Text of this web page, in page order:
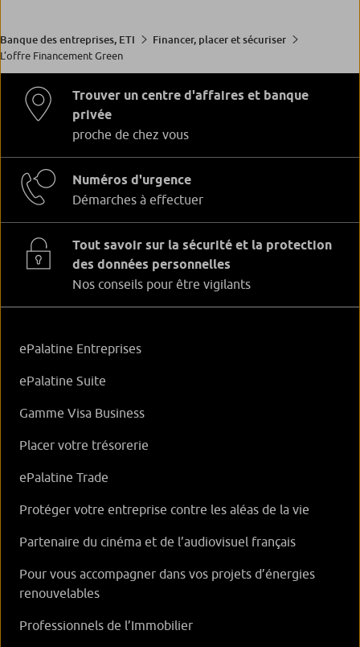
Banque des entreprises, ETI
Financer, placer et sécuriser
L’offre Financement Green
Trouver un centre d'affaires et banque
privée
proche de chez vous
Numéros d'urgence
Démarches à effectuer
Tout savoir sur la sécurité et la protection
des données personnelles
Nos conseils pour être vigilants
ePalatine Entreprises
ePalatine Suite
Gamme Visa Business
Placer votre trésorerie
ePalatine Trade
Protéger votre entreprise contre les aléas de la vie
Partenaire du cinéma et de l’audiovisuel français
Pour vous accompagner dans vos projets d’énergies
renouvelables
Professionnels de l’Immobilier